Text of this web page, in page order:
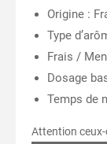
Origine :
Type
Frais /
Dosage
Temps de
Attention ceux-